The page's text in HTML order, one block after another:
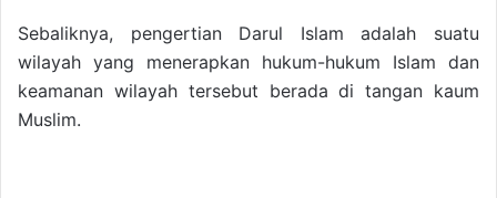
Sebaliknya, pengertian Darul Islam adalah suatu
wilayah yang menerapkan hukum-hukum Islam dan
keamanan wilayah tersebut berada di tangan kaum
Muslim.